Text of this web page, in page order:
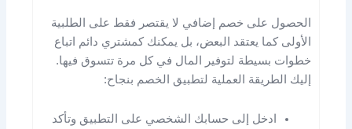
الحصول على خصم إضافي لا يقتصر فقط على الطلبية
الأولى كما يعتقد البعض، بل يمكنك كمشتري دائم اتباع
خطوات بسيطة لتوفير المال في كل مرة تتسوق فيها.
إليك الطريقة العملية لتطبيق الخصم بنجاح:
ادخل إلى حسابك الشخصي على التطبيق وتأكد